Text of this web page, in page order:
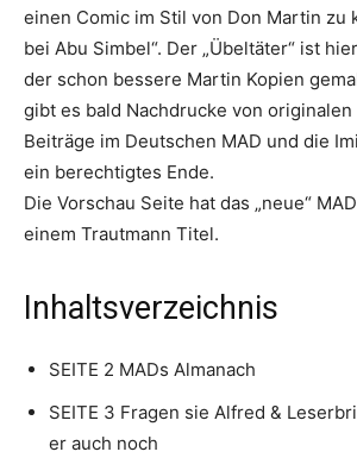
einen Comic im Stil von Don Martin zu
bei Abu Simbel“. Der „Übeltäter“ ist
der schon bessere Martin Kopien
gibt es bald Nachdrucke von
Beiträge im Deutschen MAD und die
ein berechtigtes Ende.
Die Vorschau Seite hat das „neue“
einem Trautmann Titel.
Inhaltsverzeichnis
SEITE 2 MADs Almanach
SEITE 3 Fragen sie Alfred &
er auch noch